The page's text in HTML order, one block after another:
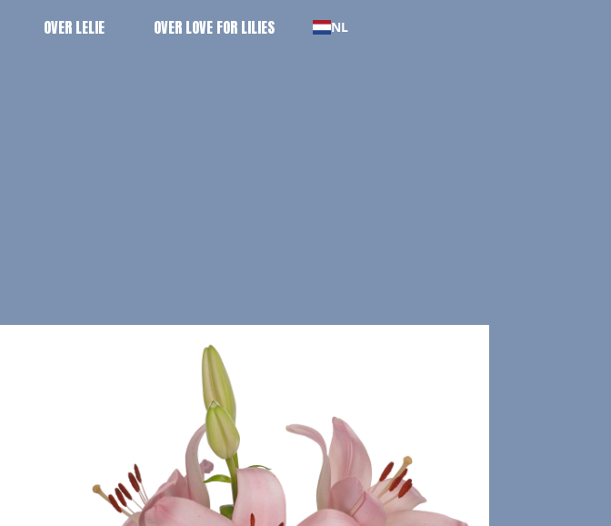
OVER LELIE
OVER LOVE FOR LILIES
NL